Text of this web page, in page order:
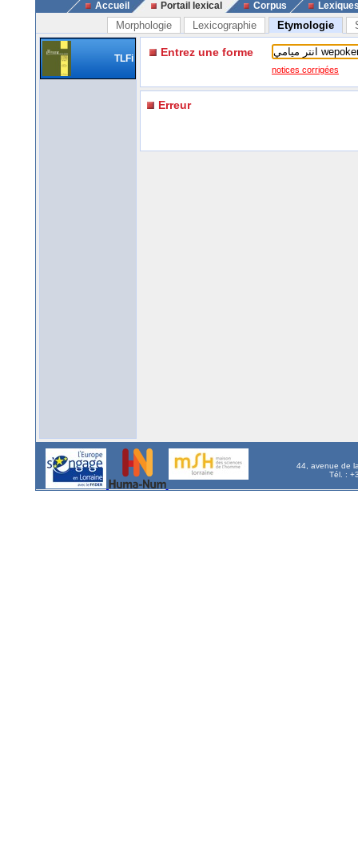
Accueil Portail lexical Corpus
Morphologie Lexicographie Etymologie
TLFi Entrez une forme
notices corrigées
Erreur
44, avenue de
Tél. :